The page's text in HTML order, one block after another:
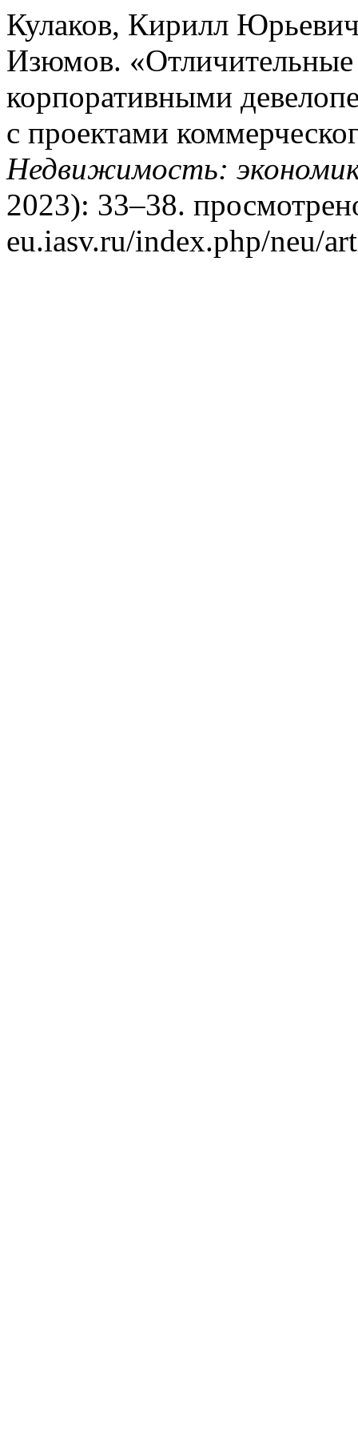
Кулаков, Кирилл
Изюмов. «Отличительные
корпоративными
с проектами
Недвижимость:
2023): 33–38.
eu.iasv.ru/index.php/neu/